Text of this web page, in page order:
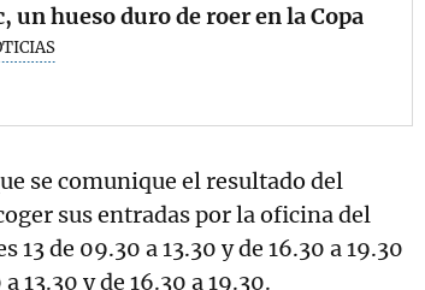
un hueso duro de roer en la Copa
se comunique el resultado del
sus entradas por la oficina del
13 de 09.30 a 13.30 y de 16.30 a 19.30
13.30 y de 16.30 a 19.30.